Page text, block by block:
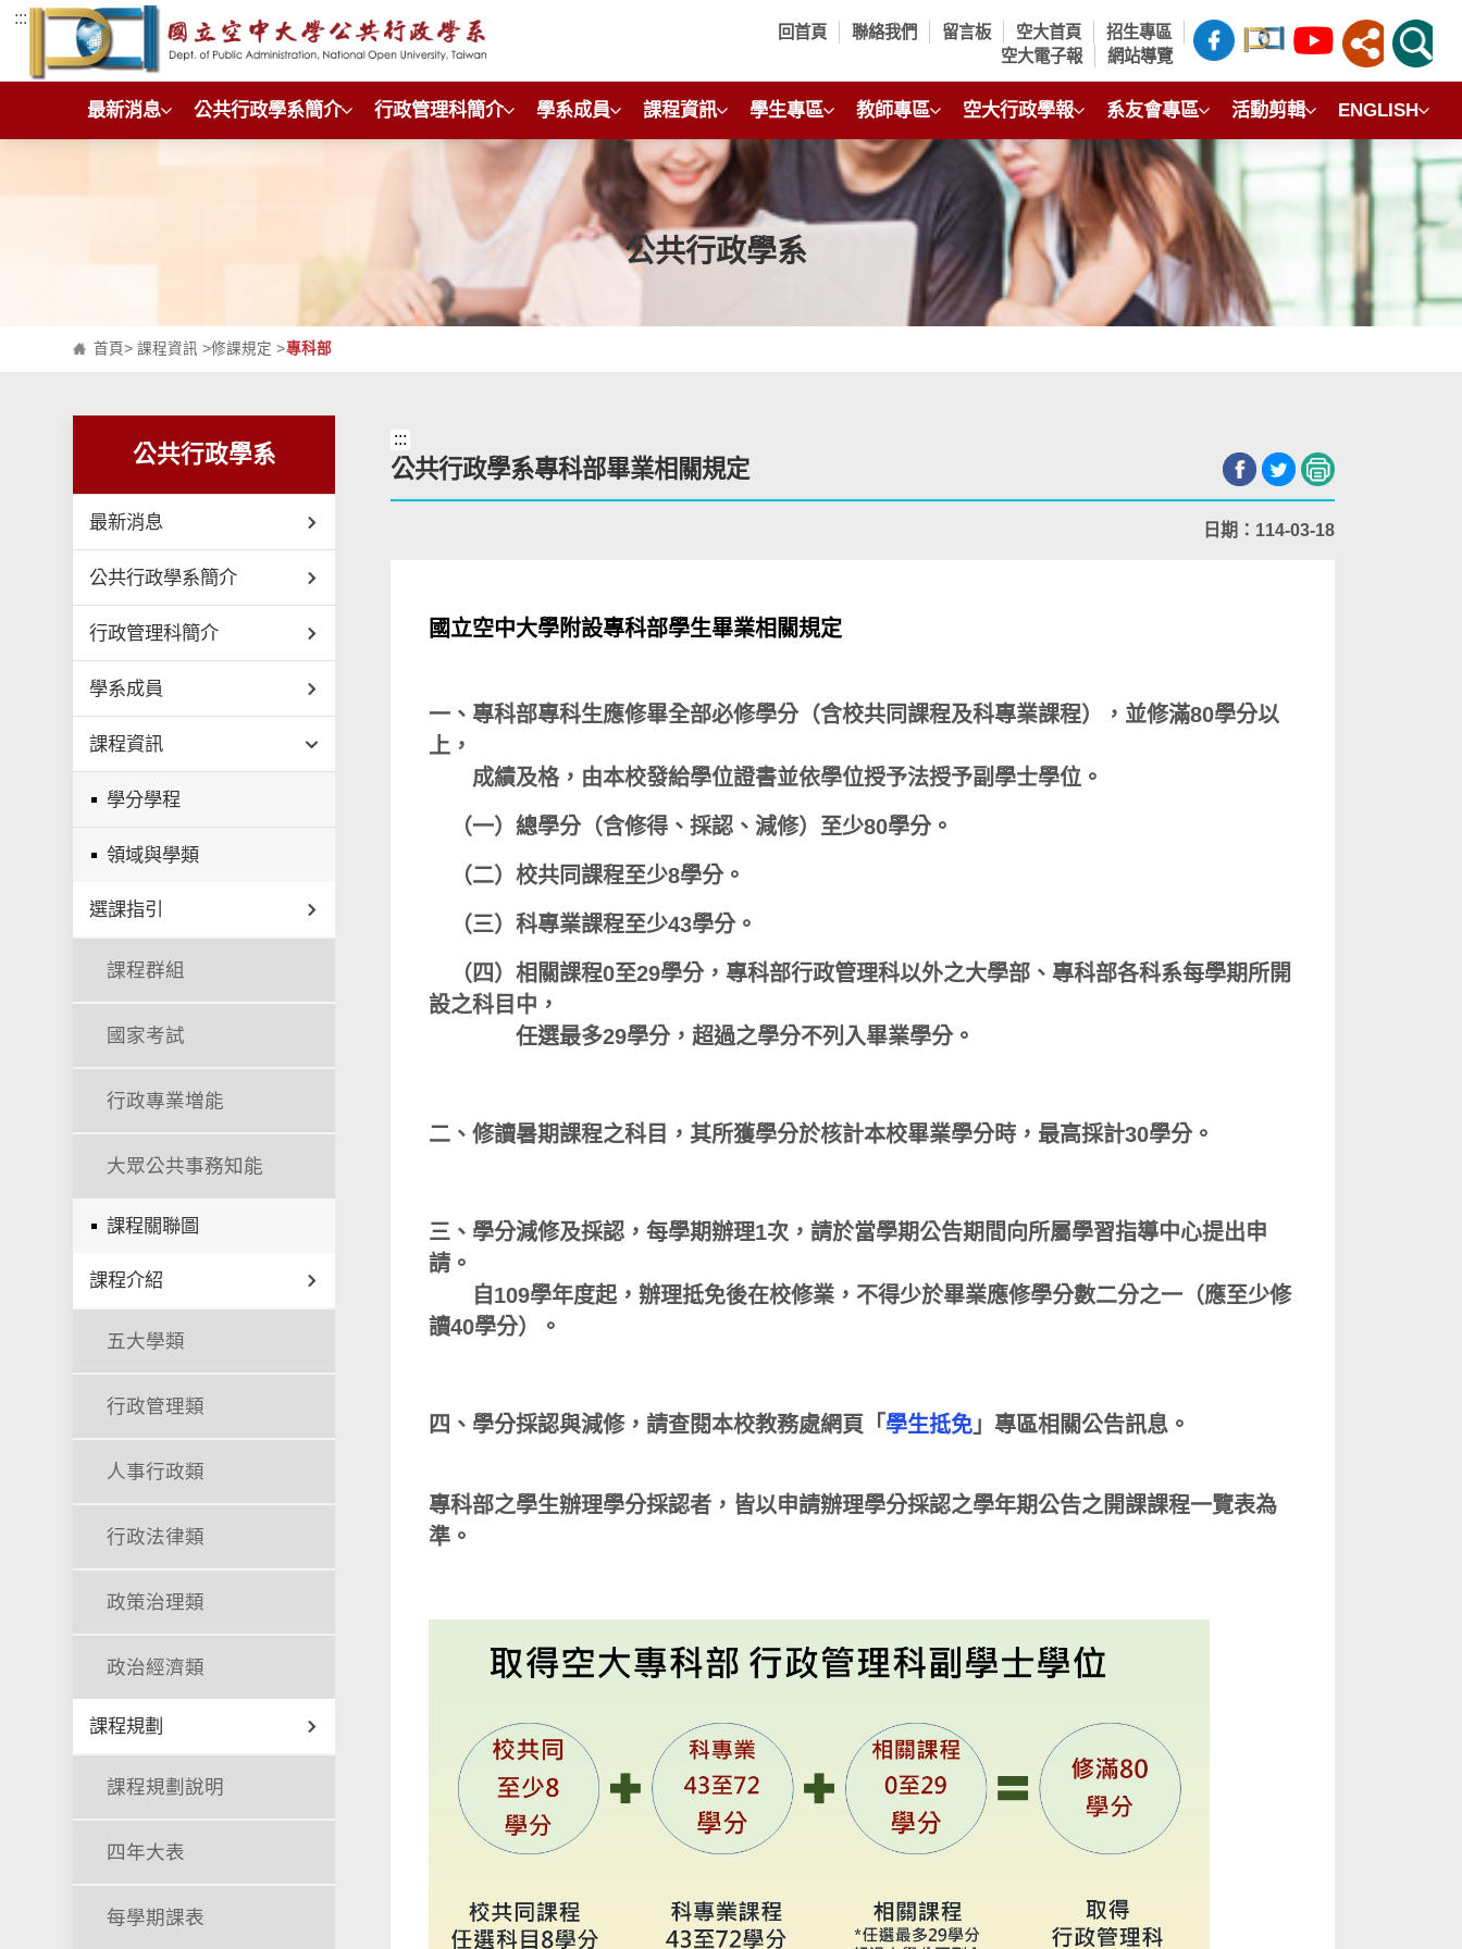
跳到主要內容區塊
:::
回首頁 聯絡我們 留言板 空大首頁
招生專區
空大電子報
網站導覽
最新消息 公共行政學系簡介 行政管理科簡介 學系成員 課程資訊 學生專區 教師專區 空大行政學報 系友會專區 活動剪輯 ENGLISH
公共行政學系
首頁>課程資訊 >修課規定 >專科部
公共行政學系
最新消息
公共行政學系簡介
行政管理科簡介
學系成員
課程資訊
學分學程
領域與學類
選課指引
課程群組
國家考試
行政專業増能
大眾公共事務知能
課程關聯圖
課程介紹
五大學類
行政管理類
人事行政類
行政法律類
政策治理類
政治經濟類
課程規劃
課程規劃說明
四年大表
每學期課表
:::
公共行政學系專科部畢業相關規定
日期：114-03-18
國立空中大學附設專科部學生畢業相關規定
一、專科部專科生應修畢全部必修學分（含校共同課程及科專業課程），並修滿80學分以
上，
成績及格，由本校發給學位證書並依學位授予法授予副學士學位。
（一）總學分（含修得、採認、減修）至少80學分。
（二）校共同課程至少8學分。
（三）科專業課程至少43學分。
（四）相關課程0至29學分，專科部行政管理科以外之大學部、專科部各科系每學期所開
設之科目中，
任選最多29學分，超過之學分不列入畢業學分。
二、修讀暑期課程之科目，其所獲學分於核計本校畢業學分時，最高採計30學分。
三、學分減修及採認，每學期辦理1次，請於當學期公告期間向所屬學習指導中心提出申
請。
自109學年度起，辦理抵免後在校修業，不得少於畢業應修學分數二分之一（應至少修
讀40學分）。
四、學分採認與減修，請查閱本校教務處網頁「 學生抵免 」專區相關公告訊息。
專科部之學生辦理學分採認者，皆以申請辦理學分採認之學年期公告之開課課程一覽表為
準。